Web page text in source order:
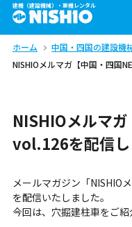
建機（建設機械）・重機レンタル
商品一覧
問合せ依頼リスト
北海道
中部
九州・沖縄（外
ホーム 中国・四国の建設機
NISHIOメルマガ【中国・四国
NISHIOメルマガ
vol.126を配信
メールマガジン「NISHIO
を配信いたしました。
今回は、穴掘建柱車をご紹